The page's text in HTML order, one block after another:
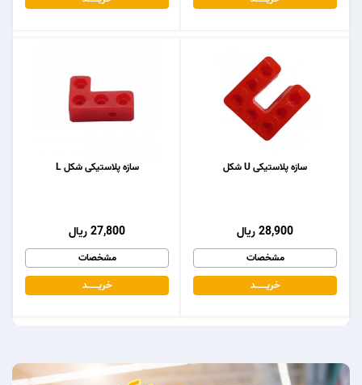
سازه پلاستیکی شکل L
27,800 ریال
مشخصات
خریـــــــد
سازه پلاستیکی U شکل
28,900 ریال
مشخصات
خریـــــــد